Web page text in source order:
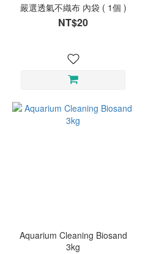
嚴選透氣不織布 內袋 ( 1個 )
NT$20
Aquarium Cleaning Biosand
3kg